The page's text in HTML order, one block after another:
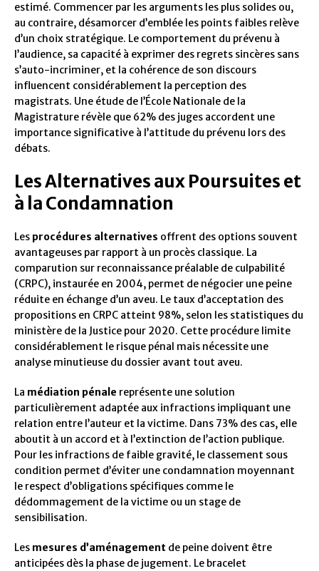
estimé. Commencer par les arguments les plus solides ou,
au contraire, désamorcer d’emblée les points faibles relève
d’un choix stratégique. Le comportement du prévenu à
l’audience, sa capacité à exprimer des regrets sincères sans
s’auto-incriminer, et la cohérence de son discours
influencent considérablement la perception des
magistrats. Une étude de l’École Nationale de la
Magistrature révèle que 62% des juges accordent une
importance significative à l’attitude du prévenu lors des
débats.
Les Alternatives aux Poursuites et
à la Condamnation
Les procédures alternatives offrent des options souvent
avantageuses par rapport à un procès classique. La
comparution sur reconnaissance préalable de culpabilité
(CRPC), instaurée en 2004, permet de négocier une peine
réduite en échange d’un aveu. Le taux d’acceptation des
propositions en CRPC atteint 98%, selon les statistiques du
ministère de la Justice pour 2020. Cette procédure limite
considérablement le risque pénal mais nécessite une
analyse minutieuse du dossier avant tout aveu.
La médiation pénale représente une solution
particulièrement adaptée aux infractions impliquant une
relation entre l’auteur et la victime. Dans 73% des cas, elle
aboutit à un accord et à l’extinction de l’action publique.
Pour les infractions de faible gravité, le classement sous
condition permet d’éviter une condamnation moyennant
le respect d’obligations spécifiques comme le
dédommagement de la victime ou un stage de
sensibilisation.
Les mesures d’aménagement de peine doivent être
anticipées dès la phase de jugement. Le bracelet